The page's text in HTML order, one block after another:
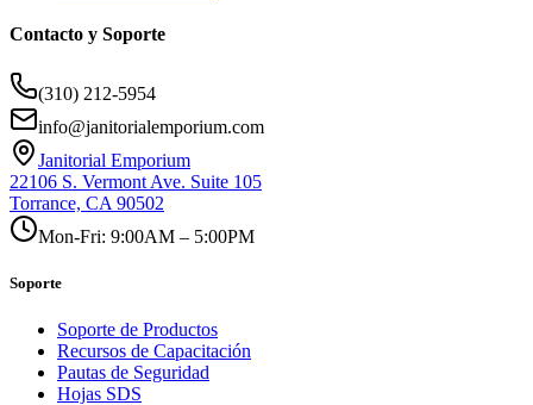
Contacto y Soporte
(310) 212-5954
info@janitorialemporium.com
Janitorial Emporium
22106 S. Vermont Ave. Suite 105
Torrance, CA 90502
Mon-Fri: 9:00AM – 5:00PM
Soporte
Soporte de Productos
Recursos de Capacitación
Pautas de Seguridad
Hojas SDS